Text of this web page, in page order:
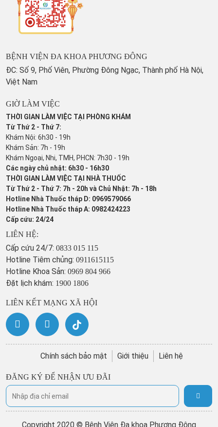
BỆNH VIỆN ĐA KHOA PHƯƠNG ĐÔNG
ĐC: Số 9, Phố Viên, Phường Đông Ngạc, Thành phố Hà Nội,
Việt Nam
GIỜ LÀM VIỆC
THỜI GIAN LÀM VIỆC TẠI PHÒNG KHÁM
Từ Thứ 2 - Thứ 7:
Khám Nội: 6h30 - 19h
Khám Sản: 7h - 19h
Khám Ngoại, Nhi, TMH, PHCN: 7h30 - 19h
Các ngày chủ nhật: 6h30 - 16h30
THỜI GIAN LÀM VIỆC TẠI NHÀ THUỐC
Từ Thứ 2 - Thứ 7: 7h - 20h và Chủ Nhật: 7h - 18h
Hotline Nhà Thuốc tháp D: 0969579066
Hotline Nhà Thuốc tháp A: 0982424223
Cấp cứu: 24/24
LIÊN HỆ:
Cấp cứu 24/7: 0833 015 115
Hotline Tiêm chủng: 0911615115
Hotline Khoa Sản: 0969 804 966
Đặt lịch khám: 1900 1806
LIÊN KẾT MẠNG XÃ HỘI
Chính sách bảo mật Giới thiệu Liên hệ
ĐĂNG KÝ ĐỂ NHẬN ƯU ĐÃI
Copyright 2020 © Bệnh Viện Đa khoa Phương Đông